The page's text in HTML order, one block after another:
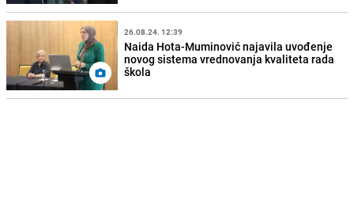
26.08.24. 12:39
Naida Hota-Muminović najavila uvođenje
novog sistema vrednovanja kvaliteta rada
škola